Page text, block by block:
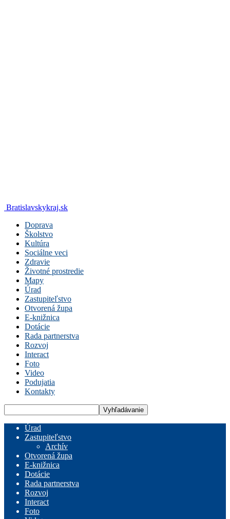
Bratislavskykraj.sk
Doprava
Školstvo
Kultúra
Sociálne veci
Zdravie
Životné prostredie
Mapy
Úrad
Zastupiteľstvo
Otvorená župa
E-knižnica
Dotácie
Rada partnerstva
Rozvoj
Interact
Foto
Video
Podujatia
Kontakty
Úrad
Zastupiteľstvo
Archív
Otvorená župa
E-knižnica
Dotácie
Rada partnerstva
Rozvoj
Interact
Foto